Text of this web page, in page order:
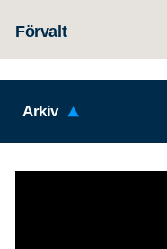
Förvalt
Arkiv